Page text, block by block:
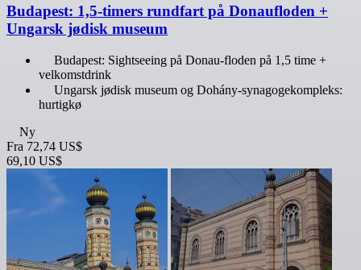
Budapest: 1,5-timers rundfart på Donaufloden +
Ungarsk jødisk museum
Budapest: Sightseeing på Donau-floden på 1,5 time +
velkomstdrink
Ungarsk jødisk museum og Dohány-synagogekompleks:
hurtigkø
Ny
Fra 72,74 US$
69,10 US$